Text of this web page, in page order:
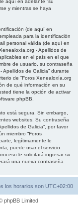
aquí en adelante “su
y mientras se haya
(de aquí en
para la identificación
personal válida (de aquí en
- Apellidos de
en el país en el que
de usuario, su contraseña
Apellidos de Galicia” durante
de “Foros Xenealoxía.org
de qué información en su
tiene la opción de activar
phpBB.
está segura. Sin embargo,
websites. Su contraseña
de Galicia”, por favor
miembro “Foros
legítimamente le
puede usar el servicio
le solicitará ingresar su
una nueva contraseña
los horarios son UTC+02:00
phpBB Limited